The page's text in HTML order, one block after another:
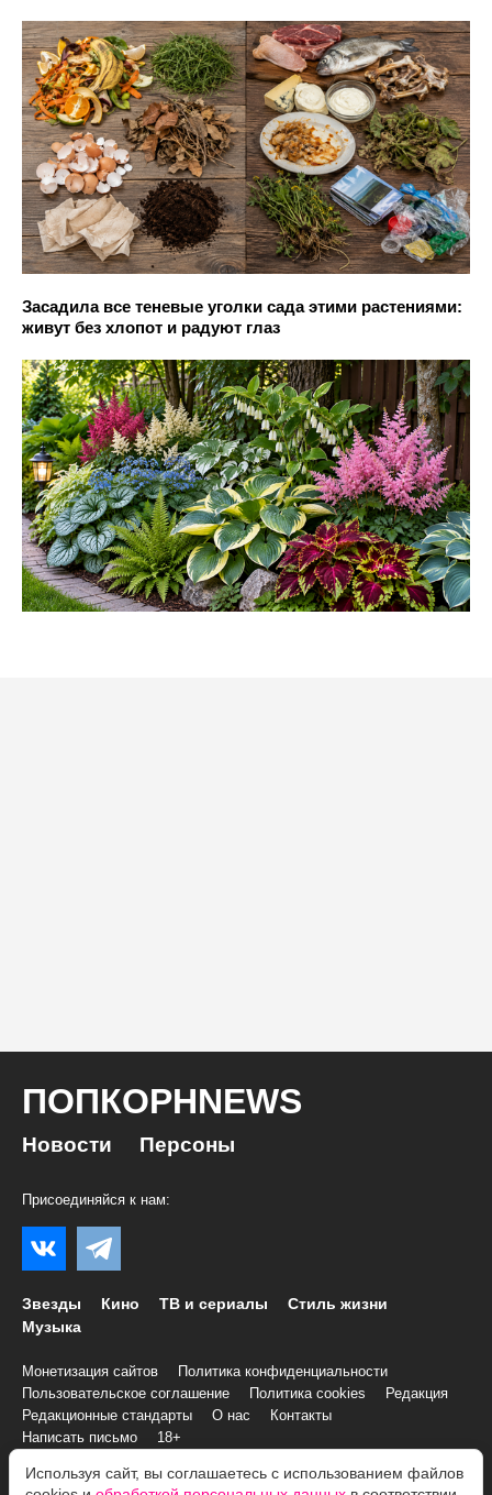
Засадила все теневые уголки сада этими растениями:
живут без хлопот и радуют глаз
ПОПКОРНNEWS
Новости Персоны
Присоединяйся к нам:
Звезды Кино ТВ и сериалы
Стиль жизни
Музыка
Монетизация сайтов
Политика конфиденциальности
Пользовательское соглашение
Политика cookies
Редакция
Редакционные стандарты
О нас
Контакты
Написать письмо
18+
Используя сайт, вы соглашаетесь с использованием файлов